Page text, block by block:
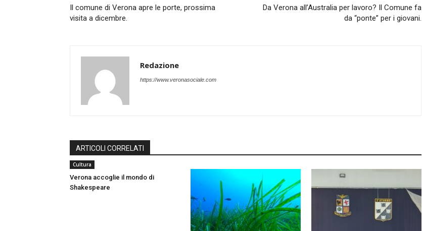
Il comune di Verona apre le porte, prossima
visita a dicembre.
Da Verona all’Australia per lavoro? Il Comune fa
da “ponte” per i giovani.
Redazione
https://www.veronasociale.com
ARTICOLI CORRELATI
Cultura
Verona accoglie il mondo di
Shakespeare